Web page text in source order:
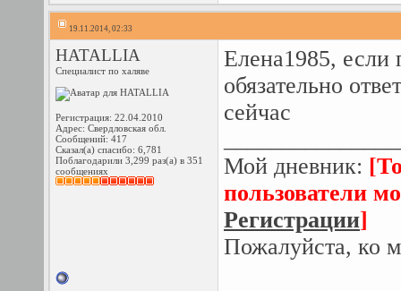
19.11.2014, 02:33
HATALLIA
Специалист по халяве
Регистрация: 22.04.2010
Адрес: Свердловская обл.
Сообщений: 417
Сказал(а) спасибо: 6,781
Поблагодарили 3,299 раз(а) в 351
сообщениях
Елена1985, если
обязательно
сейчас
Мой дневник:
пользователи
Регистрации]
Пожалуйста, ко